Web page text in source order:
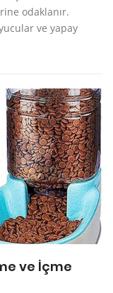
odaklanır.
ve yapay
ve İçme